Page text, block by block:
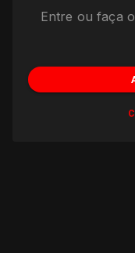
Entre ou faça